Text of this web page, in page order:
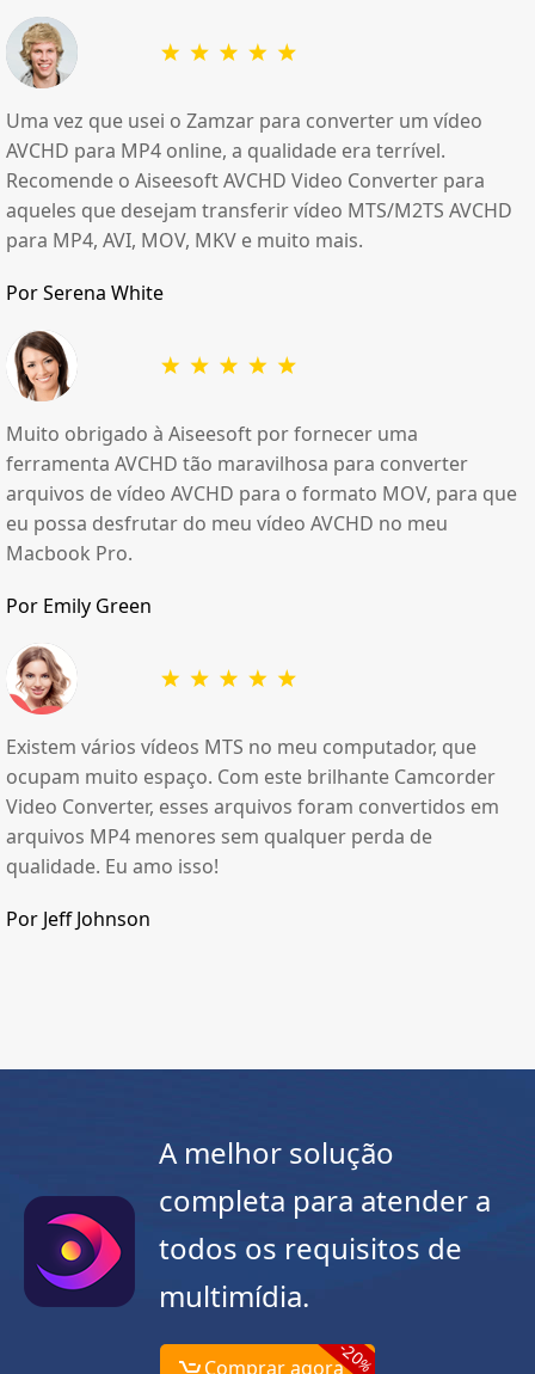
Uma vez que usei o Zamzar para converter um vídeo
AVCHD para MP4 online, a qualidade era terrível.
Recomende o Aiseesoft AVCHD Video Converter para
aqueles que desejam transferir vídeo MTS/M2TS AVCHD
para MP4, AVI, MOV, MKV e muito mais.
Por Serena White
Muito obrigado à Aiseesoft por fornecer uma
ferramenta AVCHD tão maravilhosa para converter
arquivos de vídeo AVCHD para o formato MOV, para que
eu possa desfrutar do meu vídeo AVCHD no meu
Macbook Pro.
Por Emily Green
Existem vários vídeos MTS no meu computador, que
ocupam muito espaço. Com este brilhante Camcorder
Video Converter, esses arquivos foram convertidos em
arquivos MP4 menores sem qualquer perda de
qualidade. Eu amo isso!
Por Jeff Johnson
A melhor solução
completa para atender a
todos os requisitos de
multimídia.
Comprar agora-20
%